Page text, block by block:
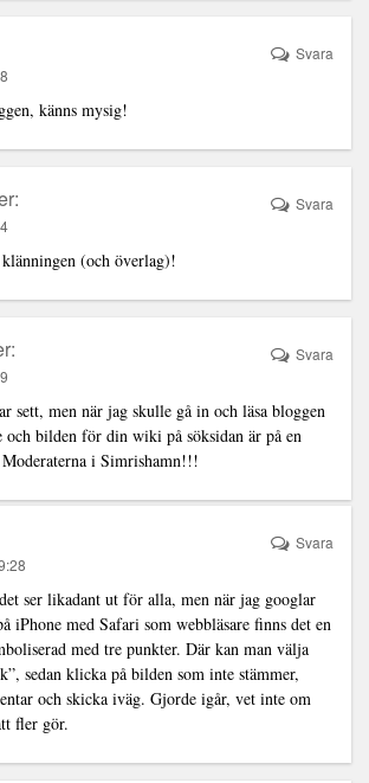
känns mysig!
Svara
(och överlag)!
Svara
sett, men när jag skulle gå in och läsa bloggen
bilden för din wiki på söksidan är på en
i Simrishamn!!!
Svara
ser likadant ut för alla, men när jag googlar
iPhone med Safari som webbläsare finns det en
med tre punkter. Där kan man välja
sedan klicka på bilden som inte stämmer,
och skicka iväg. Gjorde igår, vet inte om
fler gör.
Svara